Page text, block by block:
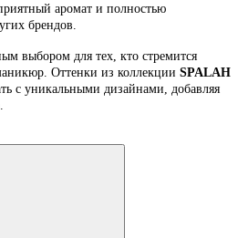
аромат и полностью
брендов.
выбором для тех, кто стремится
Оттенки из коллекции SPALAH
с уникальными дизайнами, добавляя